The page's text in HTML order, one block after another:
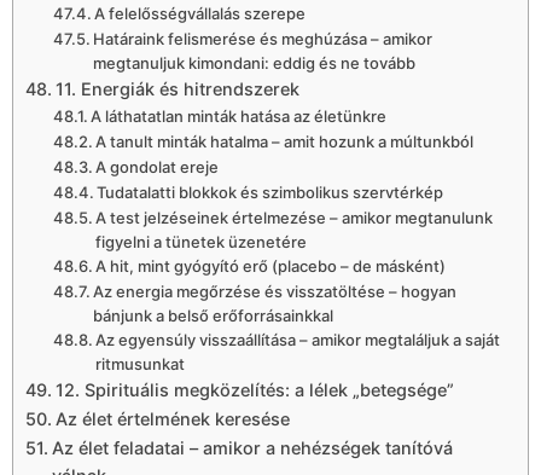
A felelősségvállalás szerepe
Határaink felismerése és meghúzása – amikor
megtanuljuk kimondani: eddig és ne tovább
11. Energiák és hitrendszerek
A láthatatlan minták hatása az életünkre
A tanult minták hatalma – amit hozunk a múltunkból
A gondolat ereje
Tudatalatti blokkok és szimbolikus szervtérkép
A test jelzéseinek értelmezése – amikor megtanulunk
figyelni a tünetek üzenetére
A hit, mint gyógyító erő (placebo – de másként)
Az energia megőrzése és visszatöltése – hogyan
bánjunk a belső erőforrásainkkal
Az egyensúly visszaállítása – amikor megtaláljuk a saját
ritmusunkat
12. Spirituális megközelítés: a lélek „betegsége”
Az élet értelmének keresése
Az élet feladatai – amikor a nehézségek tanítóvá